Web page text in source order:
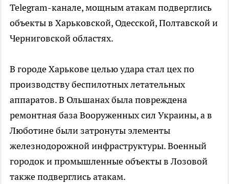
Telegram-канале, мощным атакам подверглись
объекты в Харьковской, Одесской, Полтавской и
Черниговской областях.
В городе Харькове целью удара стал цех по
производству беспилотных летательных
аппаратов. В Ольшанах была повреждена
ремонтная база Вооруженных сил Украины, а в
Люботине были затронуты элементы
железнодорожной инфраструктуры. Военный
городок и промышленные объекты в Лозовой
также подверглись атакам.